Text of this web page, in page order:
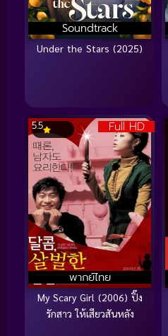
Soundtrack
Under the Stars (2025)
Full HD
พากย์ไทย
5.5
My Scary Girl (2006) ปิ๊ง
รักสาว ให้เสียวสันหลัง